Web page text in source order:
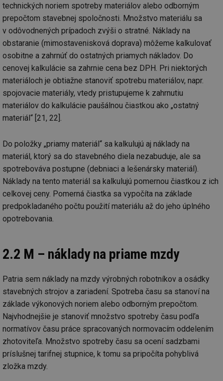
technických noriem spotreby materiálov alebo odborným
prepočtom stavebnej spoločnosti. Množstvo materiálu sa
v odôvodnených prípadoch zvýši o stratné. Náklady na
obstaranie (mimostavenisková doprava) môžeme kalkulovať
osobitne a zahrnúť do ostatných priamych nákladov. Do
cenovej kalkulácie sa zahrnie cena bez DPH. Pri niektorých
materiáloch je obtiažne stanoviť spotrebu materiálov, napr.
spojovacie materiály, vtedy pristupujeme k zahrnutiu
materiálov do kalkulácie paušálnou čiastkou ako „ostatný
materiál“ [21, 22].
Do položky „priamy materiál“ sa kalkulujú aj náklady na
materiál, ktorý sa do stavebného diela nezabuduje, ale sa
spotrebováva postupne (debniaci a lešenársky materiál).
Náklady na tento materiál sa kalkulujú pomernou čiastkou z ich
celkovej ceny. Pomerná čiastka sa vypočíta na základe
predpokladaného počtu použití materiálu až do jeho úplného
opotrebovania.
2.2 M – náklady na priame mzdy
Patria sem náklady na mzdy výrobných robotníkov a osádky
stavebných strojov a zariadení. Spotreba času sa stanoví na
základe výkonových noriem alebo odborným prepočtom.
Najvhodnejšie je stanoviť množstvo spotreby času podľa
normatívov času práce spracovaných normovacím oddelením
zhotoviteľa. Množstvo spotreby času sa ocení sadzbami
príslušnej tarifnej stupnice, k tomu sa pripočíta pohyblivá
zložka mzdy.